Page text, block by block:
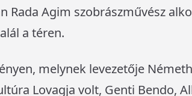
Rada Agim szobrászművész
a téren.
melynek levezetője
Lovagja volt, Genti Bendo,